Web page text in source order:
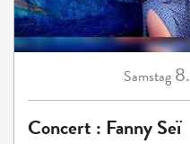
Samstag 8.
Concert : Fanny Seï